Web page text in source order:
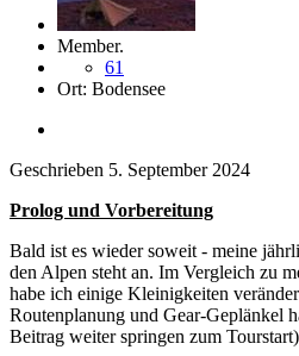
Member.
61
Ort: Bodensee
Geschrieben 5. September 2024
Prolog und Vorbereitung
Bald ist es wieder soweit - meine
den Alpen steht an. Im Vergleich zu
habe ich einige Kleinigkeiten
Routenplanung und Gear-Geplänkel
Beitrag weiter springen zum